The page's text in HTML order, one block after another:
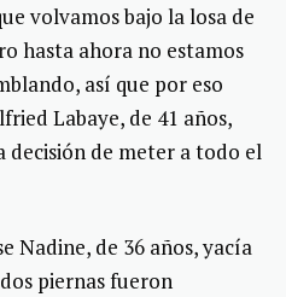
volvamos bajo la losa de
hasta ahora no estamos
así que por eso
Labaye, de 41 años,
decisión de meter a todo el
Nadine, de 36 años, yacía
piernas fueron